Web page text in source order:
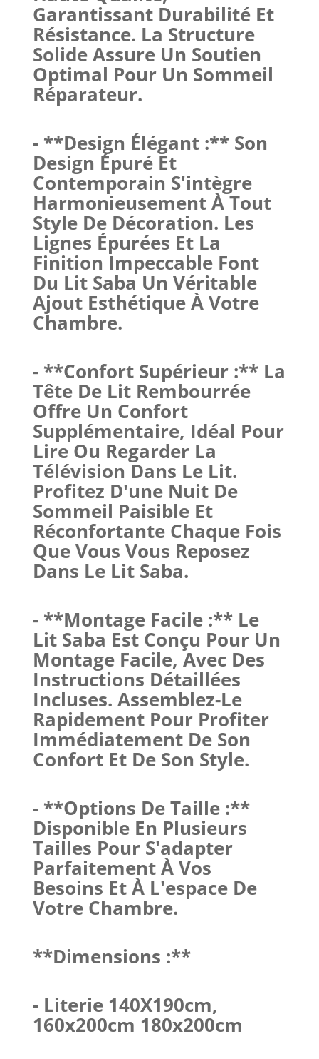
Garantissant Durabilité Et
Résistance. La Structure
Solide Assure Un Soutien
Optimal Pour Un Sommeil
Réparateur.
- **Design Élégant :** Son
Design Épuré Et
Contemporain S'intègre
Harmonieusement À Tout
Style De Décoration. Les
Lignes Épurées Et La
Finition Impeccable Font
Du Lit Saba Un Véritable
Ajout Esthétique À Votre
Chambre.
- **Confort Supérieur :** La
Tête De Lit Rembourrée
Offre Un Confort
Supplémentaire, Idéal Pour
Lire Ou Regarder La
Télévision Dans Le Lit.
Profitez D'une Nuit De
Sommeil Paisible Et
Réconfortante Chaque Fois
Que Vous Vous Reposez
Dans Le Lit Saba.
- **Montage Facile :** Le
Lit Saba Est Conçu Pour Un
Montage Facile, Avec Des
Instructions Détaillées
Incluses. Assemblez-Le
Rapidement Pour Profiter
Immédiatement De Son
Confort Et De Son Style.
- **Options De Taille :**
Disponible En Plusieurs
Tailles Pour S'adapter
Parfaitement À Vos
Besoins Et À L'espace De
Votre Chambre.
**Dimensions :**
- Literie 140X190cm,
160x200cm 180x200cm